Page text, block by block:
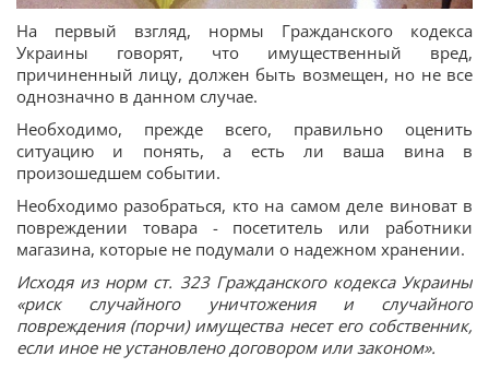
На первый взгляд, нормы Гражданского кодекса
Украины говорят, что имущественный вред,
причиненный лицу, должен быть возмещен, но не все
однозначно в данном случае.
Необходимо, прежде всего, правильно оценить
ситуацию и понять, а есть ли ваша вина в
произошедшем событии.
Необходимо разобраться, кто на самом деле виноват в
повреждении товара - посетитель или работники
магазина, которые не подумали о надежном хранении.
Исходя из норм ст. 323 Гражданского кодекса Украины
«риск случайного уничтожения и случайного
повреждения (порчи) имущества несет его собственник,
если иное не установлено договором или законом».